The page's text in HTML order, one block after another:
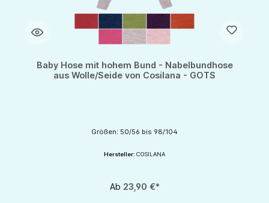
Baby Hose mit hohem Bund - Nabelbundhose
aus Wolle/Seide von Cosilana - GOTS
Größen: 50/56 bis 98/104
Hersteller: COSILANA
Ab 23,90 €*